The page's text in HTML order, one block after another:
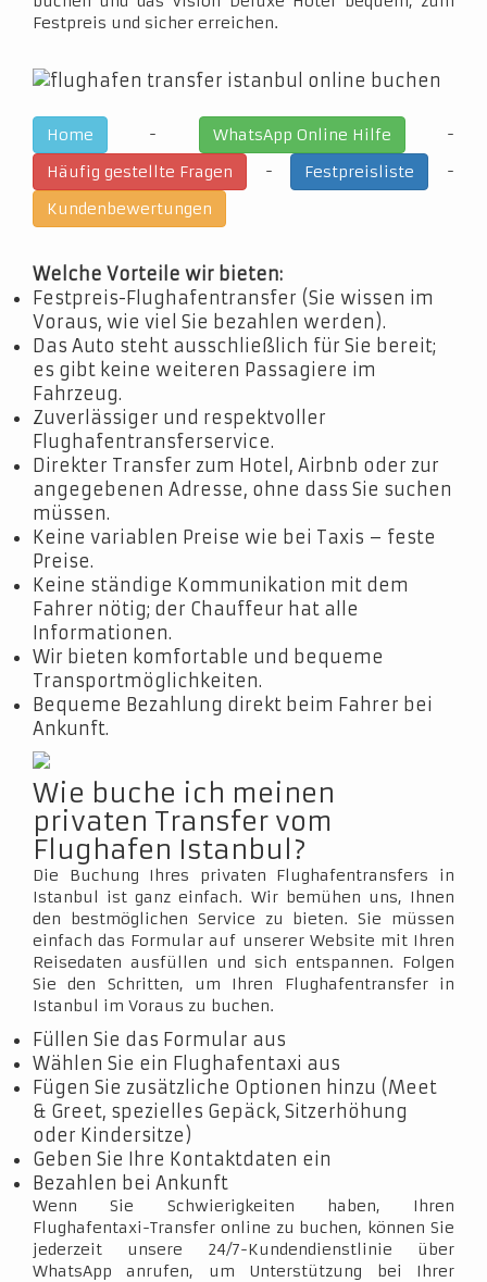
Festpreis und sicher erreichen.
Home - WhatsApp Online Hilfe
-
Häufig gestellte Fragen
- Festpreisliste
-
Kundenbewertungen
Welche Vorteile wir bieten:
Festpreis-Flughafentransfer (Sie wissen im
Voraus, wie viel Sie bezahlen werden).
Das Auto steht ausschließlich für Sie bereit;
es gibt keine weiteren Passagiere im
Fahrzeug.
Zuverlässiger und respektvoller
Flughafentransferservice.
Direkter Transfer zum Hotel, Airbnb oder zur
angegebenen Adresse, ohne dass Sie suchen
müssen.
Keine variablen Preise wie bei Taxis – feste
Preise.
Keine ständige Kommunikation mit dem
Fahrer nötig; der Chauffeur hat alle
Informationen.
Wir bieten komfortable und bequeme
Transportmöglichkeiten.
Bequeme Bezahlung direkt beim Fahrer bei
Ankunft.
Wie buche ich meinen
privaten Transfer vom
Flughafen Istanbul?
Die Buchung Ihres privaten Flughafentransfers in
Istanbul ist ganz einfach. Wir bemühen uns, Ihnen
den bestmöglichen Service zu bieten. Sie müssen
einfach das Formular auf unserer Website mit Ihren
Reisedaten ausfüllen und sich entspannen. Folgen
Sie den Schritten, um Ihren Flughafentransfer in
Istanbul im Voraus zu buchen.
Füllen Sie das Formular aus
Wählen Sie ein Flughafentaxi aus
Fügen Sie zusätzliche Optionen hinzu (Meet
& Greet, spezielles Gepäck, Sitzerhöhung
oder Kindersitze)
Geben Sie Ihre Kontaktdaten ein
Bezahlen bei Ankunft
Wenn Sie Schwierigkeiten haben, Ihren
Flughafentaxi-Transfer online zu buchen, können Sie
jederzeit unsere 24/7-Kundendienstlinie über
WhatsApp anrufen, um Unterstützung bei Ihrer